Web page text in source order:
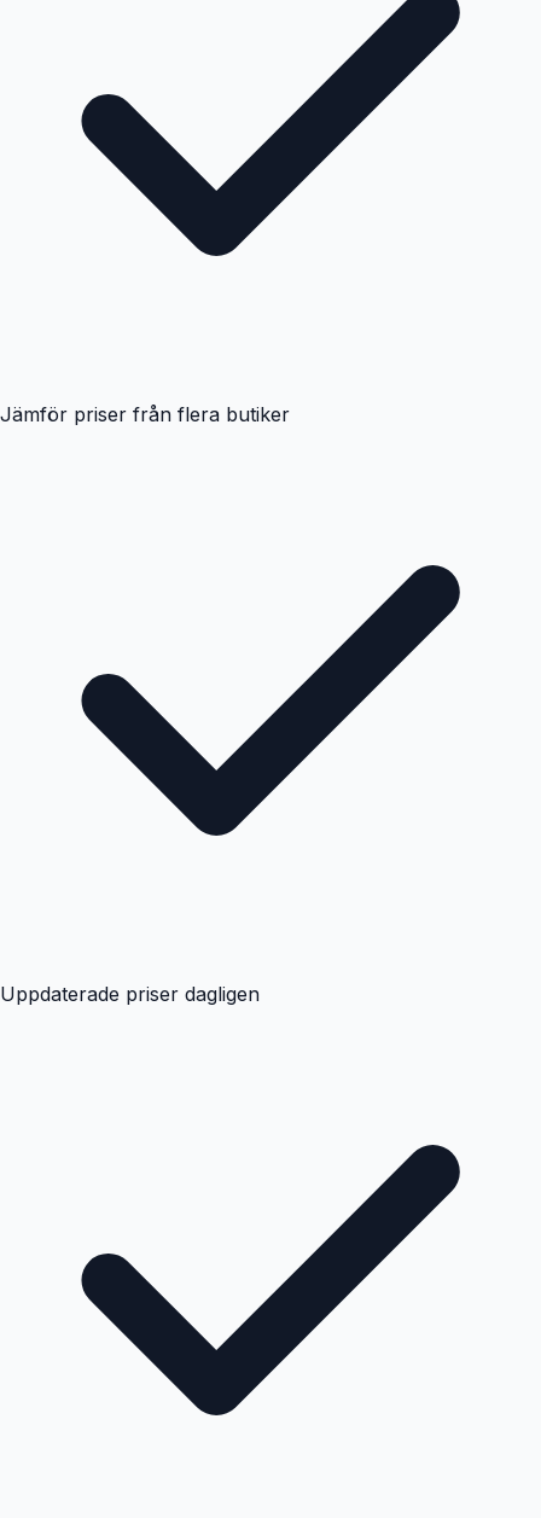
Jämför priser från flera butiker
Uppdaterade priser dagligen